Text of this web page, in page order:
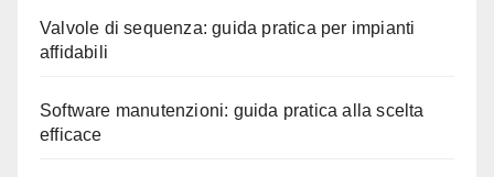
Valvole di sequenza: guida pratica per impianti
affidabili
Software manutenzioni: guida pratica alla scelta
efficace